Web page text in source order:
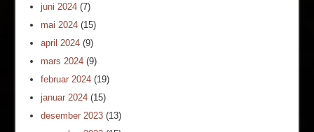
juni 2024 (7)
mai 2024 (15)
april 2024 (9)
mars 2024 (9)
februar 2024 (19)
januar 2024 (15)
desember 2023 (13)